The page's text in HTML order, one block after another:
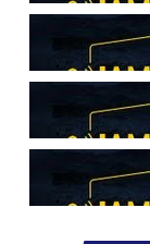
του ήταν η
Κορίνθου να
το φαβορί για
διαφορετική,
τον Σαρωνικό
πρώην